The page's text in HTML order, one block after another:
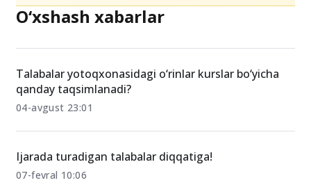
O‘xshash xabarlar
Talabalar yotoqxonasidagi o‘rinlar kurslar bo‘yicha
qanday taqsimlanadi?
04-avgust 23:01
Ijarada turadigan talabalar diqqatiga!
07-fevral 10:06